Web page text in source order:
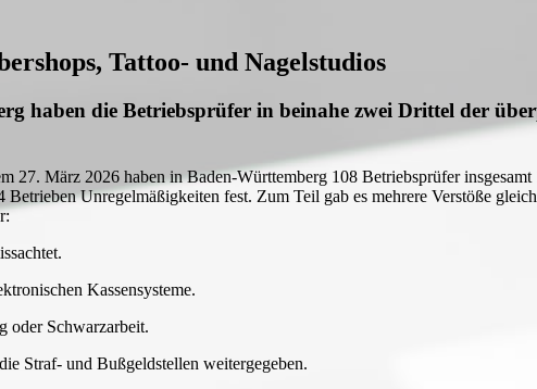
Tattoo- und Nagelstudios
haben die Betriebsprüfer in beinahe zwei Drittel der
27. März 2026 haben in Baden-Württemberg 108 Betriebsprüfer
Unregelmäßigkeiten fest. Zum Teil gab es mehrere Verstöße
Kassensysteme.
oder Schwarzarbeit.
Straf- und Bußgeldstellen weitergegeben.